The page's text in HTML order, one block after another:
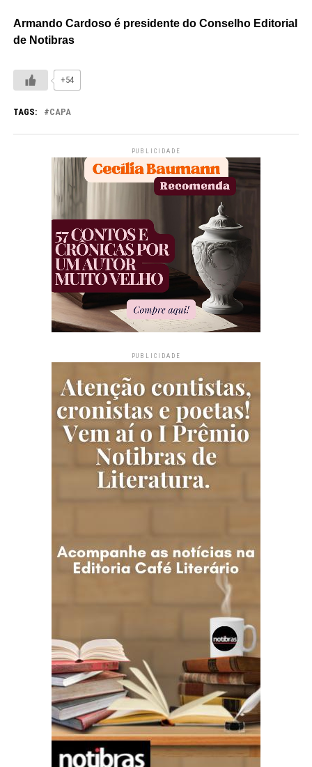
Armando Cardoso é presidente do Conselho Editorial
de Notibras
+54
TAGS: CAPA
PUBLICIDADE
PUBLICIDADE